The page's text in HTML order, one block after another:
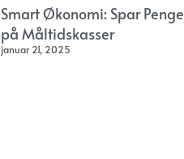
Smart Økonomi: Spar Penge
på Måltidskasser
januar 21, 2025